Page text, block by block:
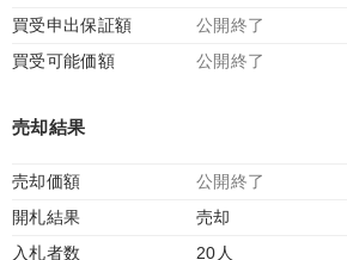
買受申出保証額
公開終了
買受可能価額
公開終了
売却結果
売却価額
公開終了
開札結果
売却
入札者数
20人